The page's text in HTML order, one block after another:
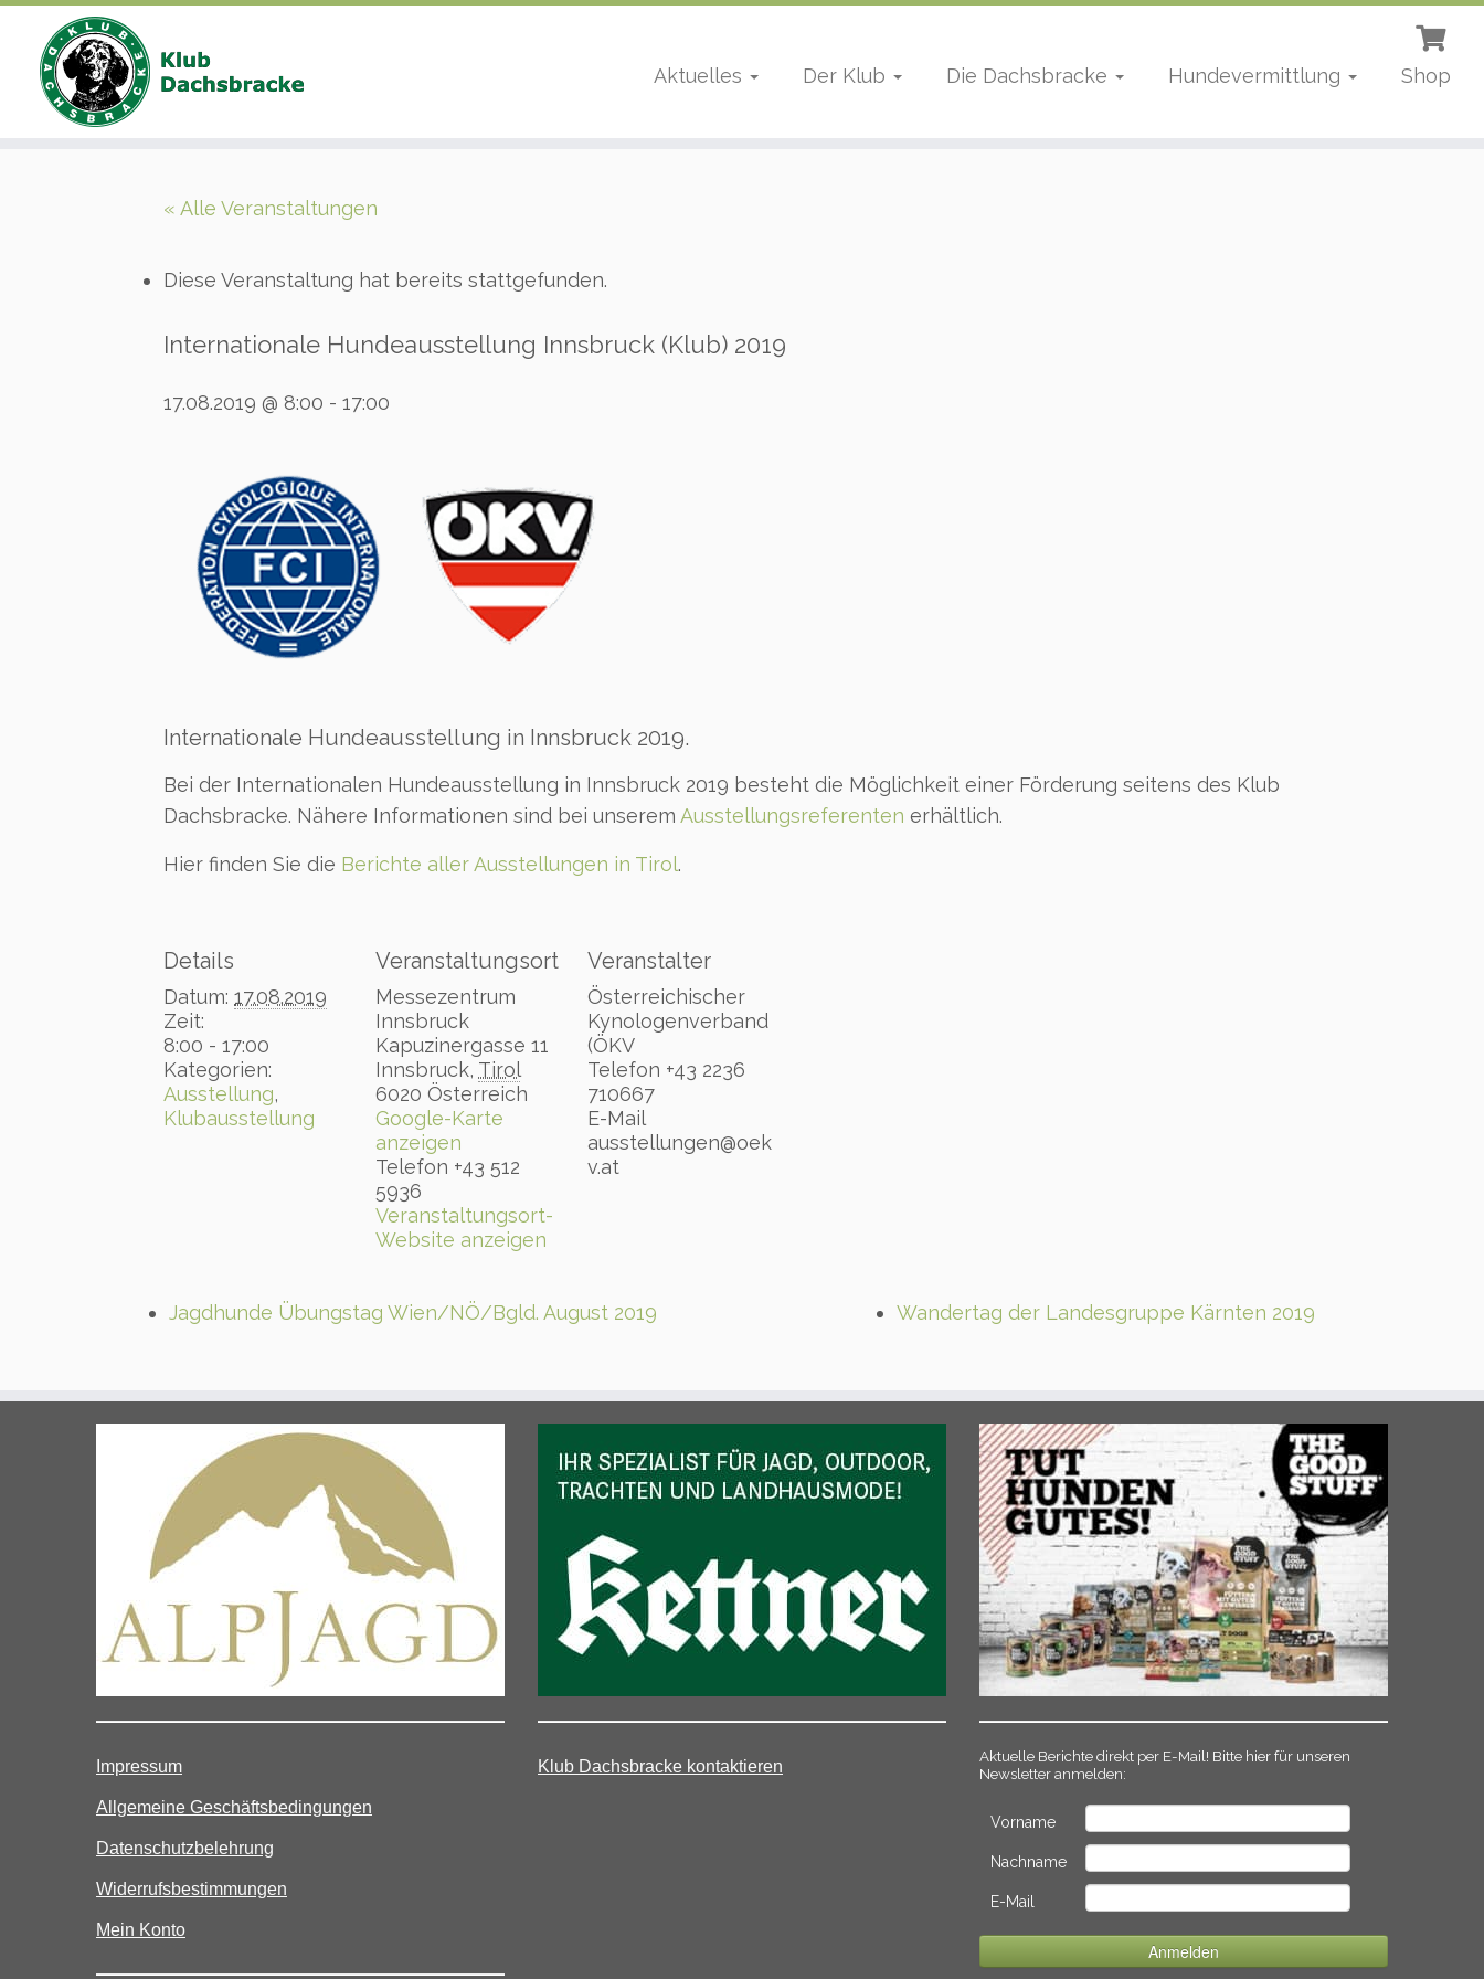
Aktuelles Der Klub Die Dachsbracke Hundevermittlung Shop
« Alle Veranstaltungen
Diese Veranstaltung hat bereits stattgefunden.
Internationale Hundeausstellung Innsbruck (Klub) 2019
17.08.2019 @ 8:00 - 17:00
Internationale Hundeausstellung in Innsbruck 2019.
Bei der Internationalen Hundeausstellung in Innsbruck 2019 besteht die Möglichkeit einer Förderung seitens des Klub
Dachsbracke. Nähere Informationen sind bei unserem Ausstellungsreferenten erhältlich.
Hier finden Sie die Berichte aller Ausstellungen in Tirol.
Details
Datum: 17.08.2019
Zeit:
8:00 - 17:00
Kategorien:
Ausstellung,
Klubausstellung
Veranstaltungsort
Messezentrum
Innsbruck
Kapuzinergasse 11
Innsbruck, Tirol
6020 Österreich
Google-Karte
anzeigen
Telefon +43 512
5936
Veranstaltungsort-
Website anzeigen
Veranstalter
Österreichischer
Kynologenverband
(ÖKV
Telefon +43 2236
710667
E-Mail
ausstellungen@oek
v.at
Jagdhunde Übungstag Wien/NÖ/Bgld. August 2019 Wandertag der Landesgruppe Kärnten 2019
Impressum
Allgemeine Geschäftsbedingungen
Datenschutzbelehrung
Widerrufsbestimmungen
Mein Konto
Klub Dachsbracke kontaktieren
Aktuelle Berichte direkt per E-Mail! Bitte hier für unseren
Newsletter anmelden:
Vorname
Nachname
E-Mail